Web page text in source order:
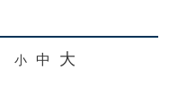
小 中 大